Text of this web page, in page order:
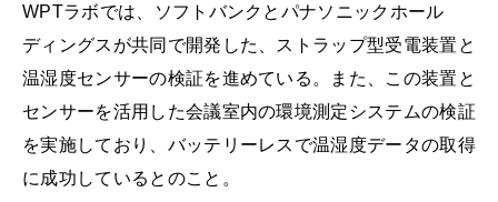
WPTラボでは、ソフトバンクとパナソニックホール
ディングスが共同で開発した、ストラップ型受電装置と
温湿度センサーの検証を進めている。また、この装置と
センサーを活用した会議室内の環境測定システムの検証
を実施しており、バッテリーレスで温湿度データの取得
に成功しているとのこと。